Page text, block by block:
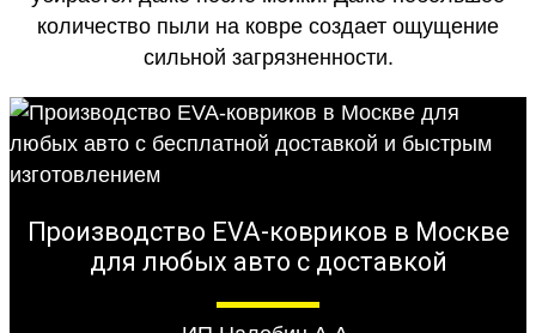
количество пыли на ковре создает ощущение
сильной загрязненности.
Производство EVA-ковриков в Москве
для любых авто с доставкой